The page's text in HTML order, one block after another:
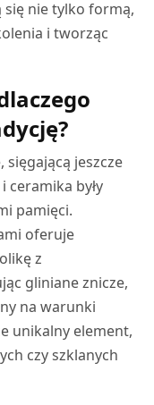
się nie tylko formą,
i tworząc
sięgającą jeszcze
ceramika były
pamięci.
oferuje
z
gliniane znicze,
na warunki
unikalny element,
czy szklanych